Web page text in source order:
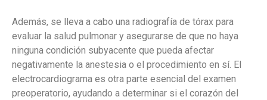
Además, se lleva a cabo una radiografía de tórax para
evaluar la salud pulmonar y asegurarse de que no haya
ninguna condición subyacente que pueda afectar
negativamente la anestesia o el procedimiento en sí. El
electrocardiograma es otra parte esencial del examen
preoperatorio, ayudando a determinar si el corazón del